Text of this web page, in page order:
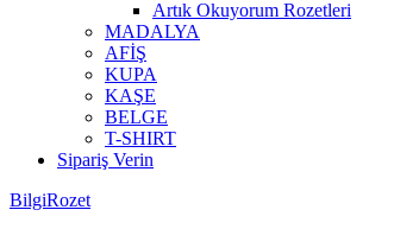
Artık Okuyorum Rozetleri
MADALYA
AFİŞ
KUPA
KAŞE
BELGE
T-SHIRT
Sipariş Verin
BilgiRozet